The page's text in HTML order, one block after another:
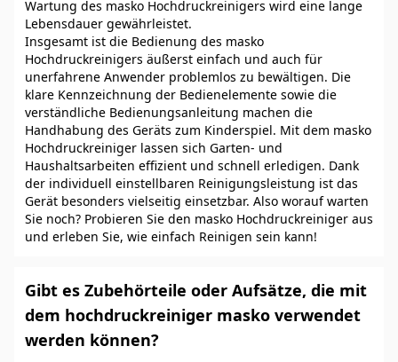
Wartung des masko Hochdruckreinigers wird eine lange
Lebensdauer gewährleistet.
Insgesamt ist die Bedienung des masko
Hochdruckreinigers äußerst einfach und auch für
unerfahrene Anwender problemlos zu bewältigen. Die
klare Kennzeichnung der Bedienelemente sowie die
verständliche Bedienungsanleitung machen die
Handhabung des Geräts zum Kinderspiel. Mit dem masko
Hochdruckreiniger lassen sich Garten- und
Haushaltsarbeiten effizient und schnell erledigen. Dank
der individuell einstellbaren Reinigungsleistung ist das
Gerät besonders vielseitig einsetzbar. Also worauf warten
Sie noch? Probieren Sie den masko Hochdruckreiniger aus
und erleben Sie, wie einfach Reinigen sein kann!
Gibt es Zubehörteile oder Aufsätze, die mit
dem hochdruckreiniger masko verwendet
werden können?